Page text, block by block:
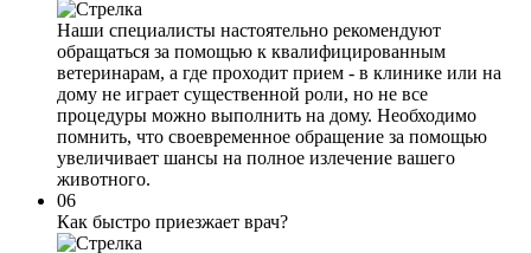
Наши специалисты настоятельно рекомендуют
обращаться за помощью к квалифицированным
ветеринарам, а где проходит прием - в клинике или на
дому не играет существенной роли, но не все
процедуры можно выполнить на дому. Необходимо
помнить, что своевременное обращение за помощью
увеличивает шансы на полное излечение вашего
животного.
06
Как быстро приезжает врач?